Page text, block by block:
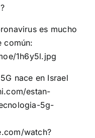
es mucho
común:
1h6y5l.jpg
nace en Israel
estan-
5g-
watch?